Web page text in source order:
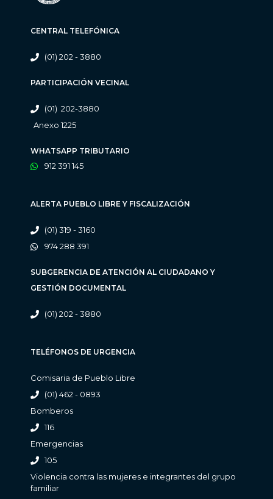
CENTRAL TELEFÓNICA
(01) 202 - 3880
PARTICIPACIÓN VECINAL
(01) 202-3880
Anexo 1225
WHATSAPP TRIBUTARIO
912 391 145
ALERTA PUEBLO LIBRE Y FISCALIZACIÓN
(01) 319 - 3160
974 288 391
SUBGERENCIA DE ATENCIÓN AL CIUDADANO Y
GESTIÓN DOCUMENTAL
(01) 202 - 3880
TELÉFONOS DE URGENCIA
Comisaria de Pueblo Libre
(01) 462 - 0893
Bomberos
116
Emergencias
105
Violencia contra las mujeres e integrantes del grupo
familiar